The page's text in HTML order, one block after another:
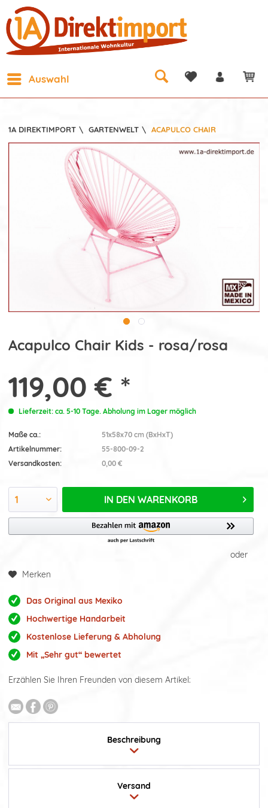
Auswahl
1A DIREKTIMPORT \ GARTENWELT \ ACAPULCO CHAIR
Acapulco Chair Kids - rosa/rosa
119,00 € *
Lieferzeit: ca. 5-10 Tage. Abholung im Lager möglich
Maße ca.:
51x58x70 cm (BxHxT)
Artikelnummer:
55-800-09-2
Versandkosten:
0,00 €
IN DEN WARENKORB
oder
Merken
Das Original aus Mexiko
Hochwertige Handarbeit
Kostenlose Lieferung & Abholung
Mit „Sehr gut“ bewertet
Erzählen Sie Ihren Freunden von diesem Artikel:
Beschreibung
Versand